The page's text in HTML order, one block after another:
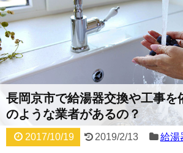
長岡京市で給湯器交換や工事を
のような業者があるの？
2017/10/19 2019/2/13 給湯